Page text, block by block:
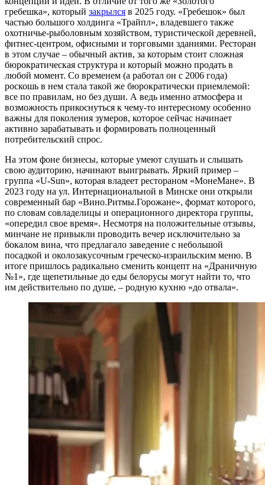
гребешка», который закрылся в 2025 году. «Гребешок» был
частью большого холдинга «Трайпл», владевшего также
охотничье‑рыболовным хозяйством, туристической деревней,
фитнес‑центром, офисными и торговыми зданиями. Ресторан
в этом случае – обычный актив, за которым стоит сложная
бюрократическая структура и который можно продать в
любой момент. Со временем (а работал он с 2006 года)
роскошь в нем стала такой же бюрократически приемлемой:
все по правилам, но без души. А ведь именно атмосфера и
возможность прикоснуться к чему-то интересному особенно
важны для поколения зумеров, которое сейчас начинает
активно зарабатывать и формировать полноценный
потребительский спрос.
На этом фоне бизнесы, которые умеют слушать и слышать
свою аудиторию, начинают выигрывать. Яркий пример –
группа «U-Sun», которая владеет рестораном «МонеМане». В
2023 году на ул. Интернациональной в Минске они открыли
современный бар «Вино.Ритмы.Горожане», формат которого,
по словам совладелицы и операционного директора группы,
«опередил свое время». Несмотря на положительные отзывы,
минчане не привыкли проводить вечер исключительно за
бокалом вина, что предлагало заведение с небольшой
посадкой и околозакусочным греческо-израильским меню. В
итоге пришлось радикально сменить концепт на «Драничную
№1», где щепетильные до еды белорусы могут найти то, что
им действительно по душе, – родную кухню «до отвала».